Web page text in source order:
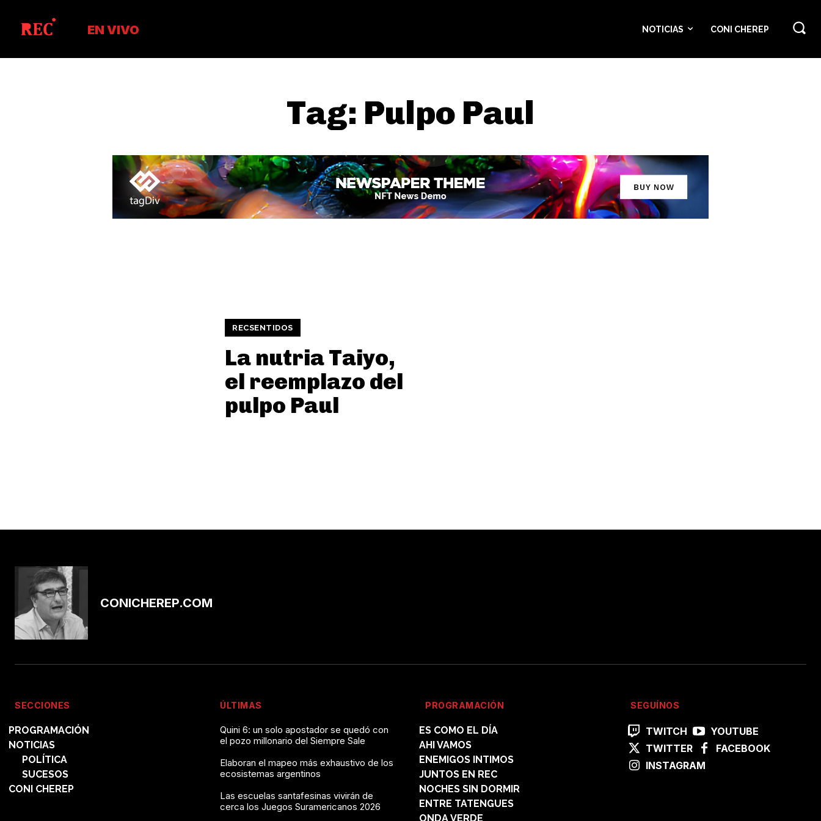
EN VIVO NOTICIAS CONI CHEREP
Tag: Pulpo Paul
RECSENTIDOS
La nutria Taiyo,
el reemplazo del
pulpo Paul
CONICHEREP.COM
SECCIONES
PROGRAMACIÓN
NOTICIAS
POLÍTICA
SUCESOS
CONI CHEREP
ÚLTIMAS
Quini 6: un solo apostador se quedó con
el pozo millonario del Siempre Sale
Elaboran el mapeo más exhaustivo de los
ecosistemas argentinos
Las escuelas santafesinas vivirán de
cerca los Juegos Suramericanos 2026
PROGRAMACIÓN
ES COMO EL DÍA
AHI VAMOS
ENEMIGOS INTIMOS
JUNTOS EN REC
NOCHES SIN DORMIR
ENTRE TATENGUES
ONDA VERDE
SEGUÍNOS
TWITCH
YOUTUBE
TWITTER
FACEBOOK
INSTAGRAM